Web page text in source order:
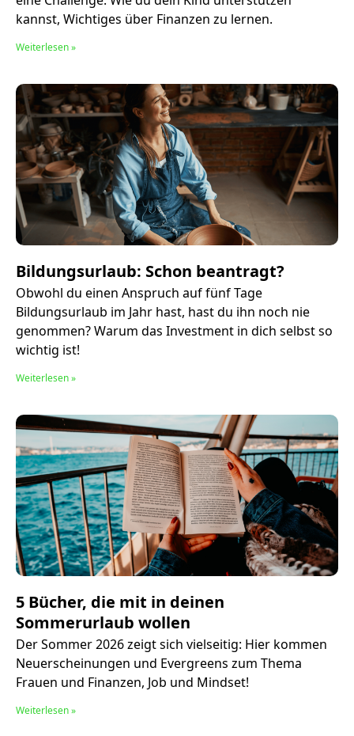
kannst, Wichtiges über Finanzen zu lernen.
Weiterlesen »
Bildungsurlaub: Schon beantragt?
Obwohl du einen Anspruch auf fünf Tage
Bildungsurlaub im Jahr hast, hast du ihn noch nie
genommen? Warum das Investment in dich selbst so
wichtig ist!
Weiterlesen »
5 Bücher, die mit in deinen
Sommerurlaub wollen
Der Sommer 2026 zeigt sich vielseitig: Hier kommen
Neuerscheinungen und Evergreens zum Thema
Frauen und Finanzen, Job und Mindset!
Weiterlesen »